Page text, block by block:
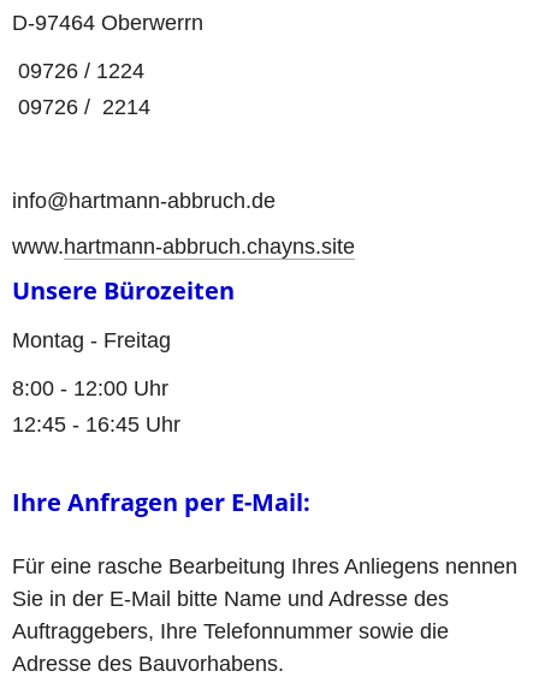
D-97464 Oberwerrn
09726 / 1224
09726 /  2214
info@hartmann-abbruch.de
www.hartmann-abbruch.chayns.site
Unsere Bürozeiten
Montag - Freitag
8:00 - 12:00 Uhr
12:45 - 16:45 Uhr
Ihre Anfragen per E-Mail:
Für eine rasche Bearbeitung Ihres Anliegens nennen
Sie in der E-Mail bitte Name und Adresse des
Auftraggebers, Ihre Telefonnummer sowie die
Adresse des Bauvorhabens.